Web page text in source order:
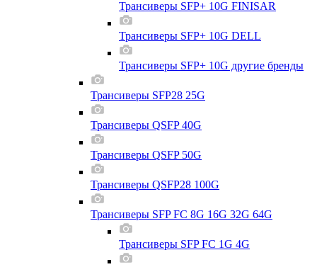
Трансиверы SFP+ 10G FINISAR
Трансиверы SFP+ 10G DELL
Трансиверы SFP+ 10G другие бренды
Трансиверы SFP28 25G
Трансиверы QSFP 40G
Трансиверы QSFP 50G
Трансиверы QSFP28 100G
Трансиверы SFP FC 8G 16G 32G 64G
Трансиверы SFP FC 1G 4G